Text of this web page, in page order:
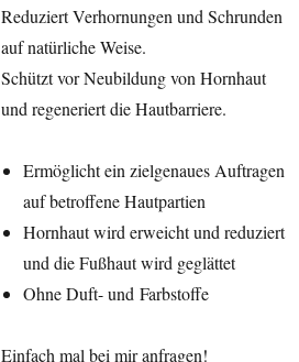
Reduziert Verhornungen und Schrunden
auf natürliche Weise.
Schützt vor Neubildung von Hornhaut
und regeneriert die Hautbarriere.
Ermöglicht ein zielgenaues Auftragen
auf betroffene Hautpartien
Hornhaut wird erweicht und reduziert
und die Fußhaut wird geglättet
Ohne Duft- und Farbstoffe
Einfach mal bei mir anfragen!